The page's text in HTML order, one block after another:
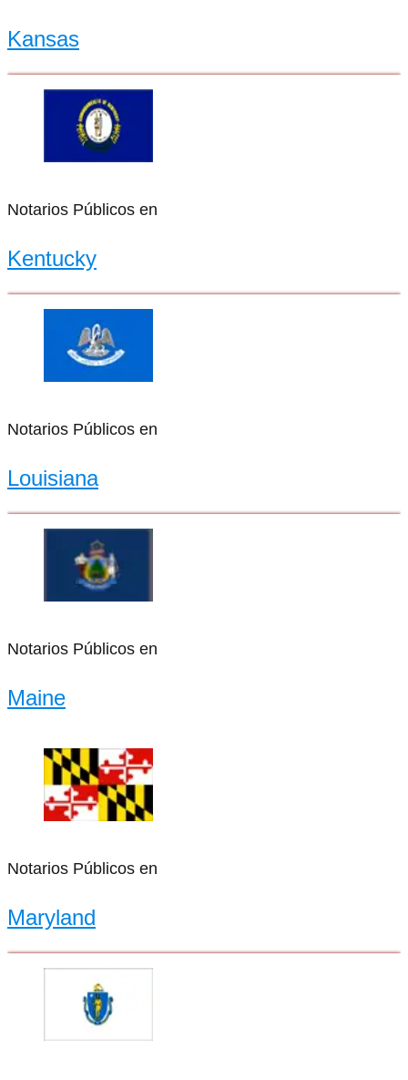
Kansas
Notarios Públicos en
Kentucky
Notarios Públicos en
Louisiana
Notarios Públicos en
Maine
Notarios Públicos en
Maryland